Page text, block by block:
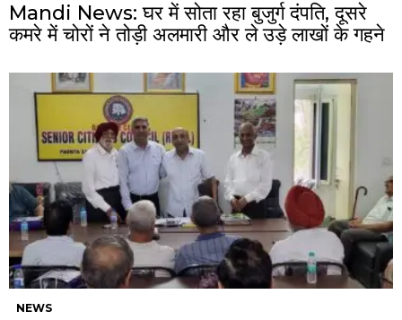
Mandi News: घर में सोता रहा बुजुर्ग दंपति, दूसरे
कमरे में चोरों ने तोड़ी अलमारी और ले उड़े लाखों के गहने
NEWS